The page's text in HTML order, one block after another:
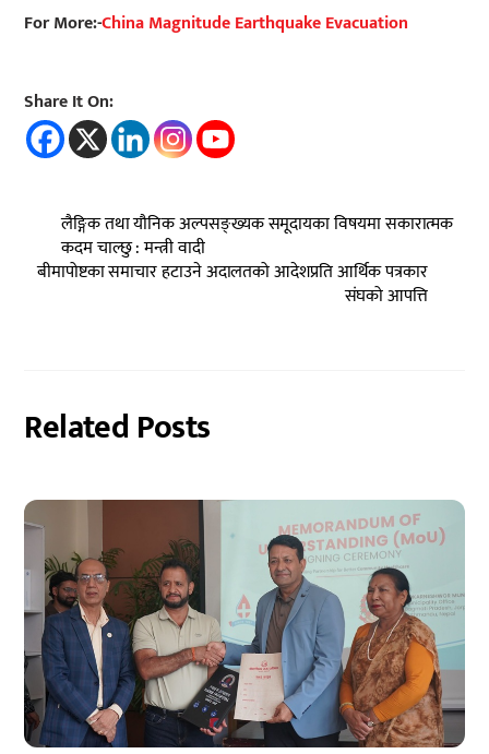
For More:-China Magnitude Earthquake Evacuation
Share It On:
लैङ्गिक तथा यौनिक अल्पसङ्ख्यक समूदायका विषयमा सकारात्मक
कदम चाल्छु : मन्त्री वादी
बीमापोष्टका समाचार हटाउने अदालतको आदेशप्रति आर्थिक पत्रकार
संघको आपत्ति
Related Posts